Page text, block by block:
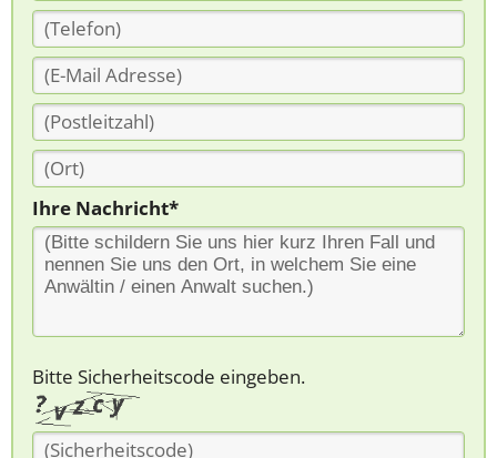
Ihre Nachricht*
Bitte Sicherheitscode eingeben.